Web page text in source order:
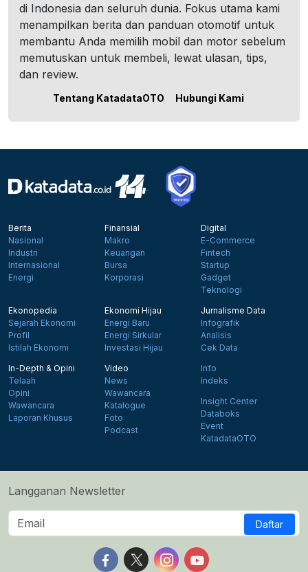
di Indonesia dan seluruh dunia. Fokus utama kami
menampilkan berita dan panduan otomotif untuk
membantu Anda memilih mobil dan motor sebelum
memutuskan untuk membeli, lewat ulasan, tips,
dan review.
Tentang KatadataOTO Hubungi Kami
Berita
Nasional
Industri
Internasional
Energi
Finansial
Makro
Keuangan
Bursa
Korporasi
Digital
E-Commerce
Fintech
Startup
Gadget
Teknologi
Ekonopedia
Sejarah Ekonomi
Profil
Istilah Ekonomi
Ekonomi Hijau
Energi Baru
Energi Sirkular
Investasi Hijau
Jurnalisme Data
Infografik
Analisis
Cek Data
In-Depth & Opini
Telaah
Opini
Wawancara
Laporan Khusus
Video
News
Wawancara
Katalogue
Foto
Podcast
Info
Indeks
Insight Center
Databoks
Event
KatadataOTO
Langganan Newsletter
Daftar
Follow us on Facebook
Follow us on X
Follow us on Instagram
Follow us on